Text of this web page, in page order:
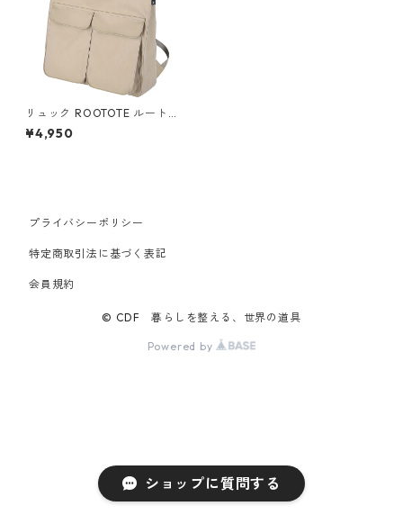
ショップに質問する
リュック ROOTOTE ルートー
ト セオルー.デイズ 2WAYトー
ト ベージュ
¥4,950
プライバシーポリシー
特定商取引法に基づく表記
会員規約
© CDF 暮らしを整える、世界の道具
Powered by